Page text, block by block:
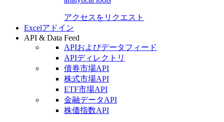
アクセスをリクエスト
Excelアドイン
API & Data Feed
APIおよびデータフィード
APIディレクトリ
債券市場API
株式市場API
ETF市場API
金融データAPI
株価指数API